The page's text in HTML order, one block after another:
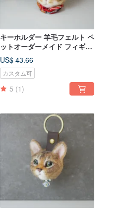
キーホルダー 羊毛フェルト ペ
ットオーダーメイド フィギュ
ア feiwa 霏娃手作
US$ 43.66
カスタム可
5 (1)